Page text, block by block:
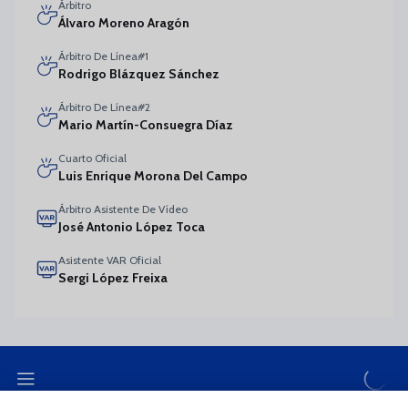
Árbitro
Álvaro Moreno Aragón
Árbitro De Línea#1
Rodrigo Blázquez Sánchez
Árbitro De Línea#2
Mario Martín-Consuegra Díaz
Cuarto Oficial
Luis Enrique Morona Del Campo
Árbitro Asistente De Vídeo
José Antonio López Toca
Asistente VAR Oficial
Sergi López Freixa